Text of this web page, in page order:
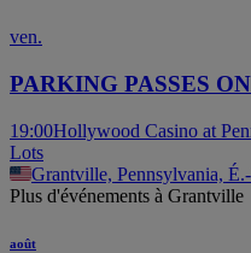
ven.
PARKING PASSES
19:00Hollywood Casino at
Lots
Grantville, Pennsylvania,
Plus d'événements à Grantville
août